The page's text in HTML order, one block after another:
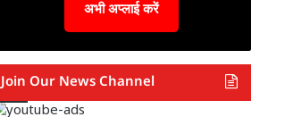
अभी अप्लाई करें
Join Our News Channel